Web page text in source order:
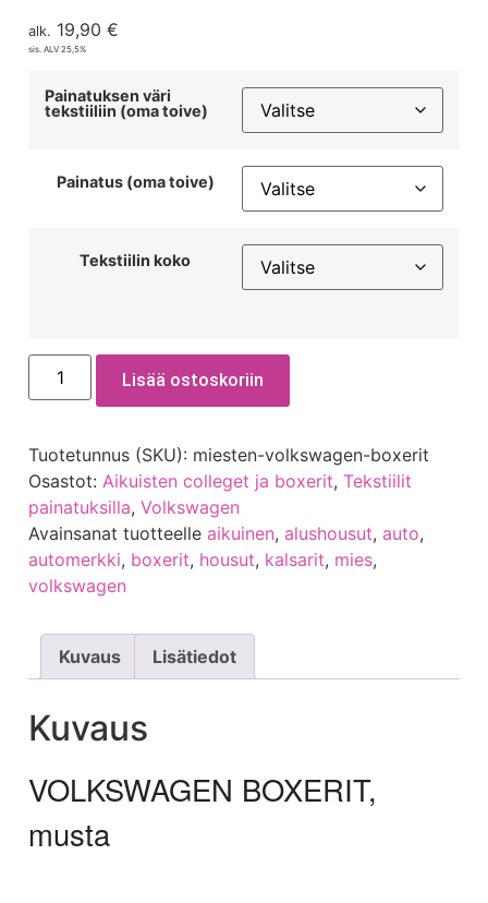
alk. 19,90 €
sis. ALV 25,5%
Painatuksen väri
tekstiiliin (oma toive)
Painatus (oma toive)
Tekstiilin koko
Lisää ostoskoriin
Tuotetunnus (SKU): miesten-volkswagen-boxerit
Osastot: Aikuisten colleget ja boxerit, Tekstiilit
painatuksilla, Volkswagen
Avainsanat tuotteelle aikuinen, alushousut, auto,
automerkki, boxerit, housut, kalsarit, mies,
volkswagen
Kuvaus Lisätiedot
Kuvaus
VOLKSWAGEN BOXERIT,
musta